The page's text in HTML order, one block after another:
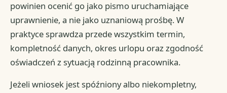
powinien ocenić go jako pismo uruchamiające
uprawnienie, a nie jako uznaniową prośbę. W
praktyce sprawdza przede wszystkim termin,
kompletność danych, okres urlopu oraz zgodność
oświadczeń z sytuacją rodzinną pracownika.
Jeżeli wniosek jest spóźniony albo niekompletny,